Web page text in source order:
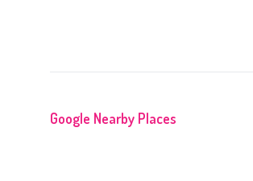
Google Nearby Places